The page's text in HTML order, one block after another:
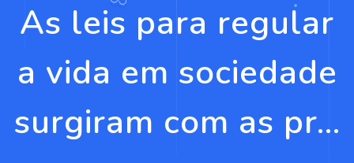
As leis para regular
a vida em sociedade
surgiram com as pr...